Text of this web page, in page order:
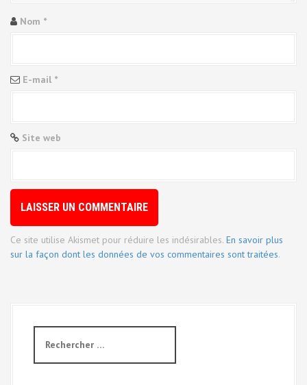
c
e
Nom *
E-mail *
Site web
Ce site utilise Akismet pour réduire les indésirables. En savoir plus
sur la façon dont les données de vos commentaires sont traitées.
c